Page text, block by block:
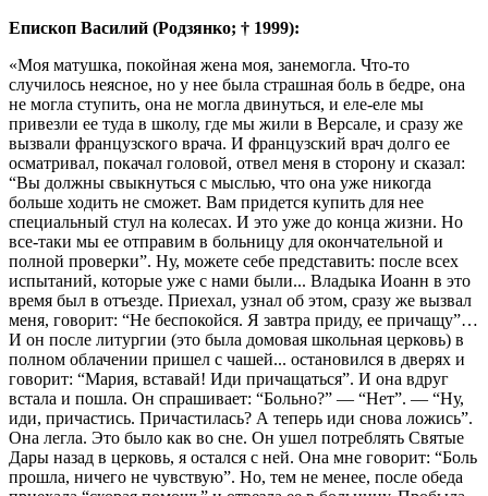
Епископ Василий (Родзянко; † 1999):
«Моя матушка, покойная жена моя, занемогла. Что-то
случилось неясное, но у нее была страшная боль в бедре, она
не могла ступить, она не могла двинуться, и еле-еле мы
привезли ее туда в школу, где мы жили в Версале, и сразу же
вызвали французского врача. И французский врач долго ее
осматривал, покачал головой, отвел меня в сторону и сказал:
“Вы должны свыкнуться с мыслью, что она уже никогда
больше ходить не сможет. Вам придется купить для нее
специальный стул на колесах. И это уже до конца жизни. Но
все-таки мы ее отправим в больницу для окончательной и
полной проверки”. Ну, можете себе представить: после всех
испытаний, которые уже с нами были... Владыка Иоанн в это
время был в отъезде. Приехал, узнал об этом, сразу же вызвал
меня, говорит: “Не беспокойся. Я завтра приду, ее причащу”…
И он после литургии (это была домовая школьная церковь) в
полном облачении пришел с чашей... остановился в дверях и
говорит: “Мария, вставай! Иди причащаться”. И она вдруг
встала и пошла. Он спрашивает: “Больно?” — “Нет”. — “Ну,
иди, причастись. Причастилась? А теперь иди снова ложись”.
Она легла. Это было как во сне. Он ушел потреблять Святые
Дары назад в церковь, я остался с ней. Она мне говорит: “Боль
прошла, ничего не чувствую”. Но, тем не менее, после обеда